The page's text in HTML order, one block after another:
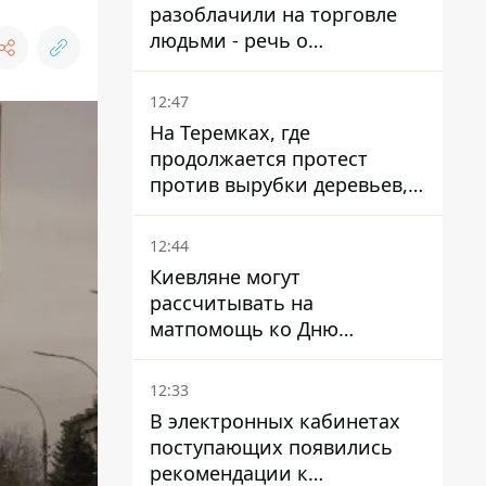
разоблачили на торговле
людьми - речь о
суррогатном материнстве
12:47
На Теремках, где
продолжается протест
против вырубки деревьев,
произошла стычка со
спецназом полиции
12:44
Киевляне могут
рассчитывать на
матпомощь ко Дню
независимости - кому ее
дадут
12:33
В электронных кабинетах
поступающих появились
рекомендации к